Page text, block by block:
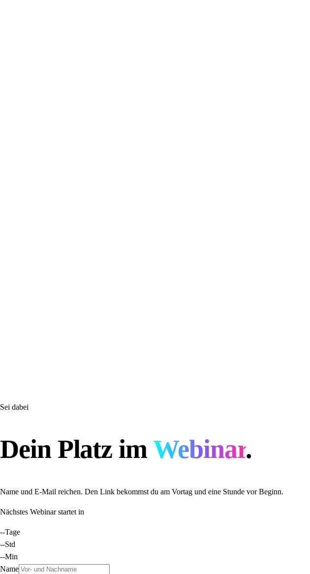
Sei dabei
Dein Platz im Webinar.
Name und E-Mail reichen. Den Link bekommst du am Vortag und eine Stunde vor Beginn.
Nächstes Webinar startet in
--Tage
--Std
--Min
Name